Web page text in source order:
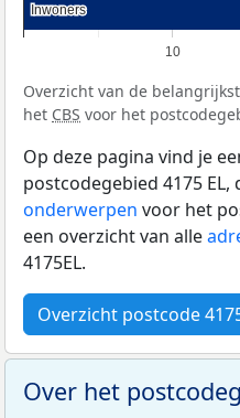
10
Inwoners
Inwoners
Overzicht van de
het CBS voor het
Op deze pagina vind je
postcodegebied 4175
onderwerpen voor het
een overzicht van alle
4175EL.
Overzicht postcode
Over het